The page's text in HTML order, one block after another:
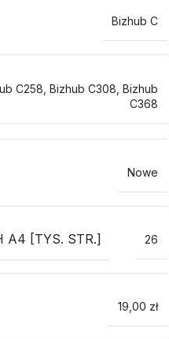
Bizhub C
C258 Bizhub C308 Bizhub
C368
Nowe
A4 [TYS. STR.] 26
19,00 zł